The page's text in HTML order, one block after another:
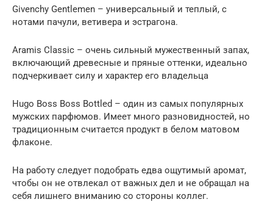
Givenchy Gentlemen – универсальный и теплый, с
нотами пачули, ветивера и эстрагона.
Aramis Classic – очень сильный мужественный запах,
включающий древесные и пряные оттенки, идеально
подчеркивает силу и характер его владельца
Hugo Boss Boss Bottled – один из самых популярных
мужских парфюмов. Имеет много разновидностей, но
традиционным считается продукт в белом матовом
флаконе.
На работу следует подобрать едва ощутимый аромат,
чтобы он не отвлекал от важных дел и не обращал на
себя лишнего вниманию со стороны коллег.